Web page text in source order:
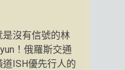
沒有信號的林
！俄羅斯交通
ISH優先行人的